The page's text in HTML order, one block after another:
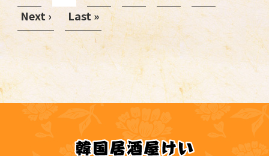
Next ›
Last »